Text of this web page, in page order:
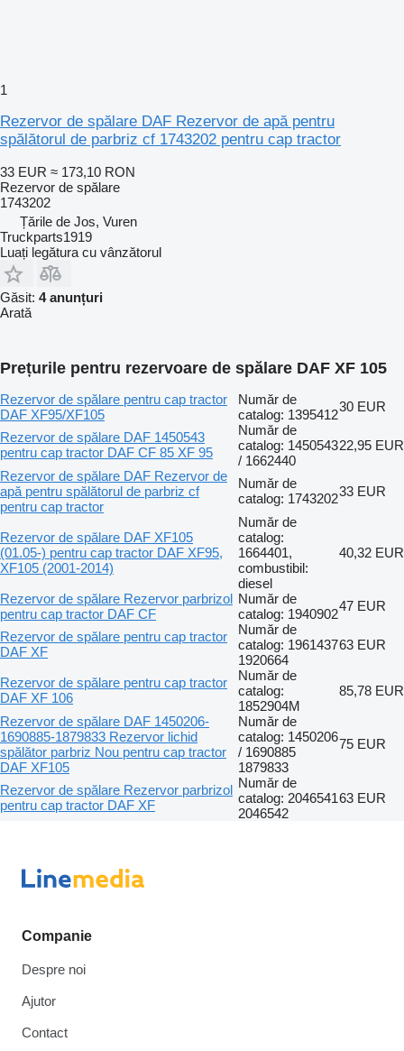
1
Rezervor de spălare DAF Rezervor de apă pentru
spălătorul de parbriz cf 1743202 pentru cap tractor
33 EUR ≈ 173,10 RON
Rezervor de spălare
1743202
Țările de Jos, Vuren
Truckparts1919
Luați legătura cu vânzătorul
Găsit: 4 anunțuri
Arată
Prețurile pentru rezervoare de spălare DAF XF 105
Rezervor de spălare pentru cap tractor
DAF XF95/XF105
Număr de
catalog: 1395412
30 EUR
Rezervor de spălare DAF 1450543
pentru cap tractor DAF CF 85 XF 95
Număr de
catalog: 1450543
/ 1662440
22,95 EUR
Rezervor de spălare DAF Rezervor de
apă pentru spălătorul de parbriz cf
pentru cap tractor
Număr de
catalog: 174320233 EUR
Rezervor de spălare DAF XF105
(01.05-) pentru cap tractor DAF XF95,
XF105 (2001-2014)
Număr de
catalog:
1664401,
combustibil:
diesel
40,32 EUR
Rezervor de spălare Rezervor parbrizol
pentru cap tractor DAF CF
Număr de
catalog: 1940902
47 EUR
Rezervor de spălare pentru cap tractor
DAF XF
Număr de
catalog: 1961437
1920664
63 EUR
Rezervor de spălare pentru cap tractor
DAF XF 106
Număr de
catalog:
1852904M
85,78 EUR
Rezervor de spălare DAF 1450206-
1690885-1879833 Rezervor lichid
spălător parbriz Nou pentru cap tractor
DAF XF105
Număr de
catalog: 1450206
/ 1690885
1879833
75 EUR
Rezervor de spălare Rezervor parbrizol
pentru cap tractor DAF XF
Număr de
catalog: 2046541
2046542
63 EUR
Companie
Despre noi
Ajutor
Contact